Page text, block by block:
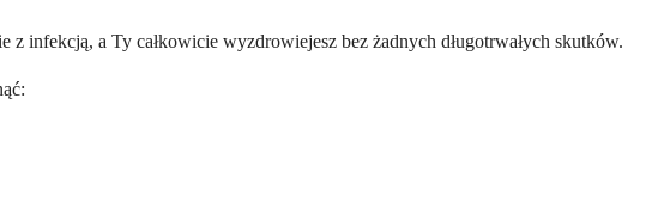
infekcją, a Ty całkowicie wyzdrowiejesz bez żadnych długotrwałych skutków.